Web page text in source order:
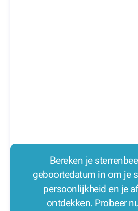
Bereken je
geboortedatum in om je
persoonlijkheid en je
ontdekken. Probeer